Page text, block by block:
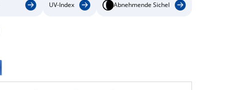
UV-Index Abnehmende Sichel